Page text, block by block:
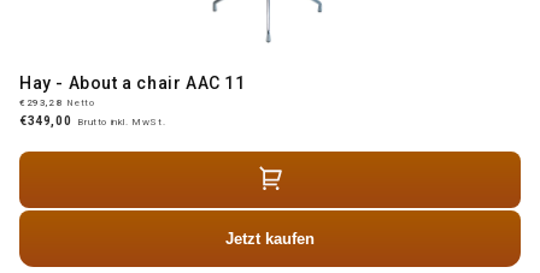
Hay - About a chair AAC 11
€293,28 Netto
€349,00 Brutto inkl. MwSt.
Jetzt kaufen